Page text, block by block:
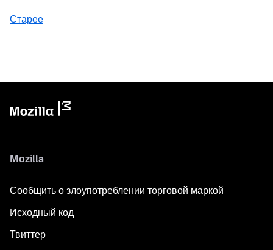
Старее
Mozilla
Сообщить о злоупотреблении торговой маркой
Исходный код
Твиттер